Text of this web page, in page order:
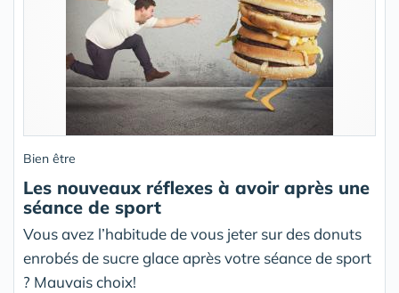
Bien être
Les nouveaux réflexes à avoir après une
séance de sport
Vous avez l’habitude de vous jeter sur des donuts
enrobés de sucre glace après votre séance de sport
? Mauvais choix!